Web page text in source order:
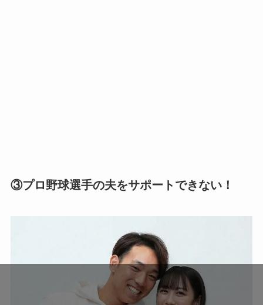
③プロ野球選手の夫をサポートできない！